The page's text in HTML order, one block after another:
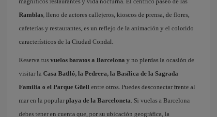
Ramblas, lleno de actores callejeros, kioscos de prensa, de flores,
cafeterías y restaurantes, es un reflejo de la animación y el colorido
característicos de la Ciudad Condal.
Reserva tus vuelos baratos a Barcelona y no pierdas la ocasión de
visitar la Casa Batlló, la Pedrera, la Basílica de la Sagrada
Familia o el Parque Güell entre otros. Puedes desconectar frente al
mar en la popular playa de la Barceloneta. Si vuelas a Barcelona
debes tener en cuenta que, por su ubicación geográfica, la